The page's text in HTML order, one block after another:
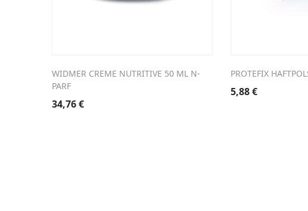
WIDMER CREME NUTRITIVE 50 ML N-
PARF
34,76€
PROTEFIX
5,88€